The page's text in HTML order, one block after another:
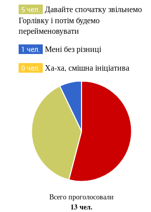
5 чел. Давайте спочатку звільнемо
Горлівку і потім будемо
перейменовувати
1 чел. Мені без різниці
0 чел. Ха-ха, смішна ініціатива
Всего проголосовали
13 чел.